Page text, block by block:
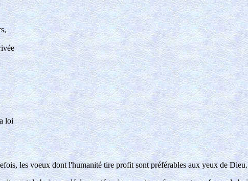
loi
les voeux dont l'humanité tire profit sont préférables aux yeux de